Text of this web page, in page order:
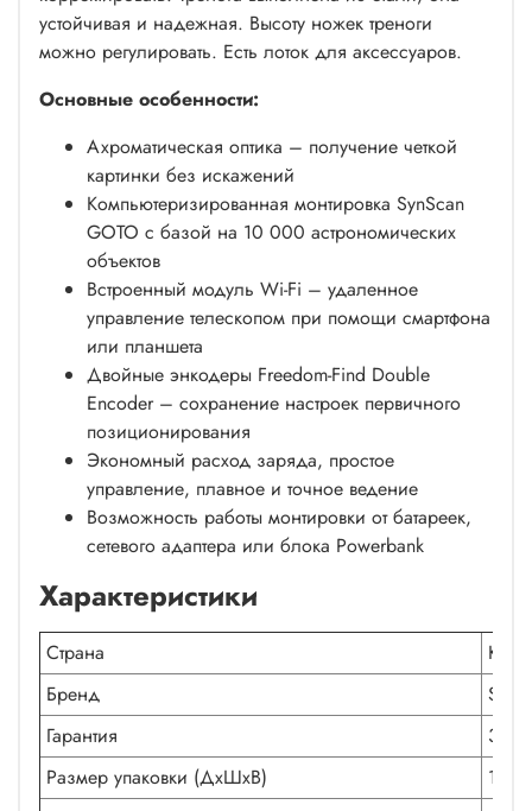
устойчивая и надежная. Высоту ножек треноги
можно регулировать. Есть лоток для аксессуаров.
Основные особенности:
Ахроматическая оптика – получение четкой
картинки без искажений
Компьютеризированная монтировка SynScan
GOTO с базой на 10 000 астрономических
объектов
Встроенный модуль Wi-Fi – удаленное
управление телескопом при помощи смартфона
или планшета
Двойные энкодеры Freedom-Find Double
Encoder – сохранение настроек первичного
позиционирования
Экономный расход заряда, простое
управление, плавное и точное ведение
Возможность работы монтировки от батареек,
сетевого адаптера или блока Powerbank
Характеристики
Страна
КНР
Бренд
Sky-
Гарантия
3
Размер упаковки (ДxШxВ)